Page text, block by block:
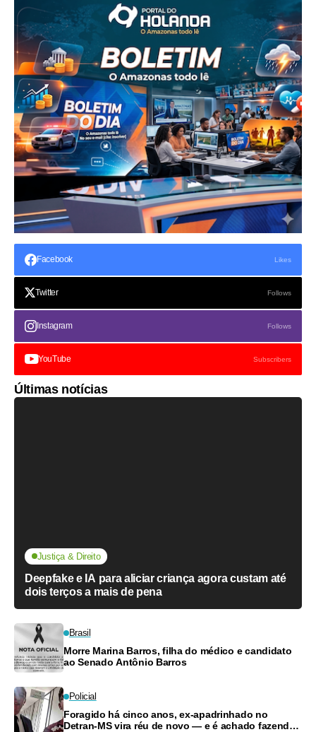
Facebook Likes
Twitter Follows
Instagram Follows
YouTube Subscribers
Últimas notícias
Justiça & Direito
Deepfake e IA para aliciar criança agora custam até
dois terços a mais de pena
Brasil
Morre Marina Barros, filha do médico e candidato
ao Senado Antônio Barros
Policial
Foragido há cinco anos, ex-apadrinhado no
Detran-MS vira réu de novo — e é achado fazendo